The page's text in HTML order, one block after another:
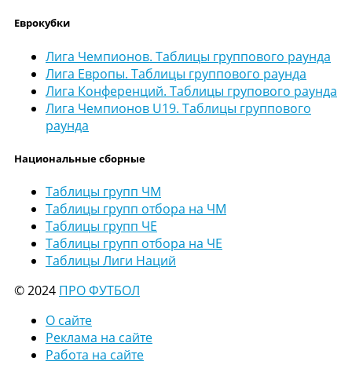
Еврокубки
Лига Чемпионов. Таблицы группового раунда
Лига Европы. Таблицы группового раунда
Лига Конференций. Таблицы групового раунда
Лига Чемпионов U19. Таблицы группового
раунда
Национальные сборные
Таблицы групп ЧМ
Таблицы групп отбора на ЧМ
Таблицы групп ЧЕ
Таблицы групп отбора на ЧЕ
Таблицы Лиги Наций
© 2024 ПРО ФУТБОЛ
О сайте
Реклама на сайте
Работа на сайте